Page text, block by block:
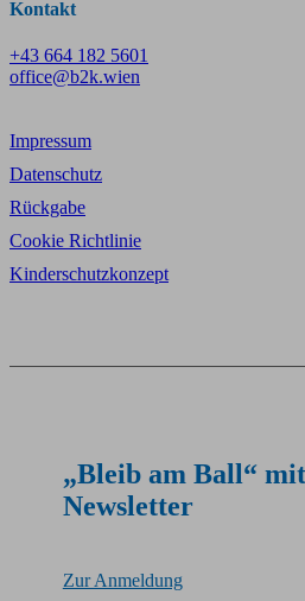
Kontakt
+43 664 182 5601
office@b2k.wien
Impressum
Datenschutz
Rückgabe
Cookie Richtlinie
Kinderschutzkonzept
„Bleib am Ball“
Newsletter
Zur Anmeldung